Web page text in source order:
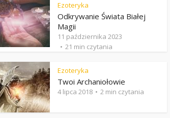
Ezoteryka
Odkrywanie Świata Białej
Magii
11 października 2023
21 min czytania
Ezoteryka
Twoi Archaniołowie
4 lipca 2018 2 min czytania